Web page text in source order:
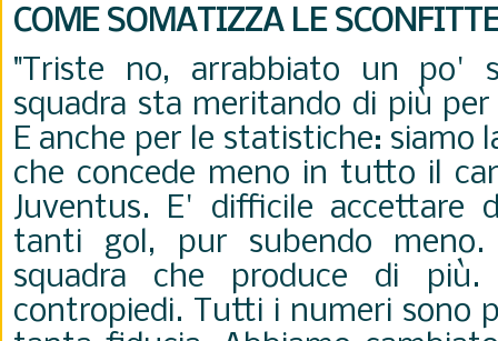
COME SOMATIZZA LE
"Triste no, arrabbiato un po'
squadra sta meritando di più per
E anche per le statistiche: siamo
che concede meno in tutto il
Juventus. E' difficile accettare
tanti gol, pur subendo
squadra che produce di più.
contropiedi. Tutti i numeri sono